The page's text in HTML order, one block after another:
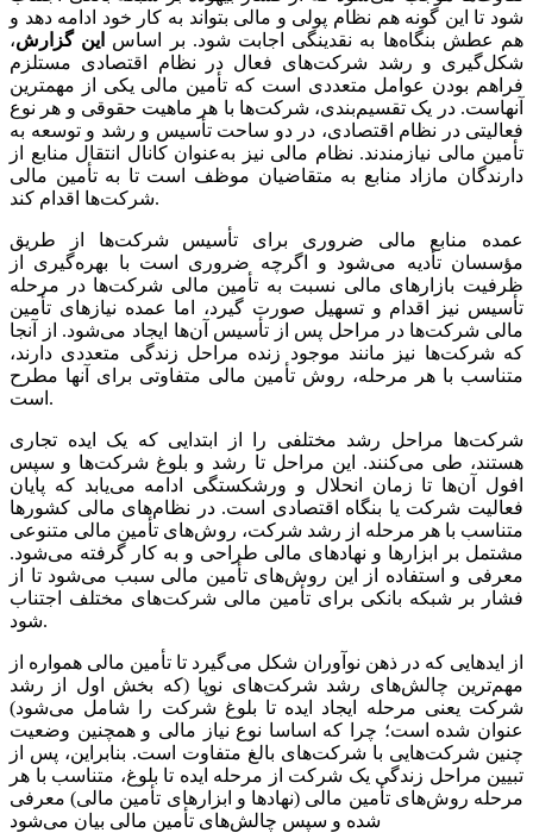
شود تا این گونه هم نظام پولی و مالی بتواند به کار خود ادامه دهد و
هم عطش بنگاه‌ها به نقدینگی اجابت شود. بر اساس
این گزارش،
شکل‌گیری و رشد شرکت‌های فعال در نظام اقتصادی مستلزم
فراهم بودن عوامل متعددی است که تأمین مالی یکی از مهمترین
آنهاست. در یک تقسیم‌بندی، شرکت‌ها با هر ماهیت حقوقی و هر نوع
فعالیتی در نظام اقتصادی، در دو ساحت تأسیس و رشد و توسعه به
تأمین مالی نیازمندند. نظام مالی نیز به‌عنوان کانال انتقال منابع از
دارندگان مازاد منابع به متقاضیان موظف است تا به تأمین مالی
شرکت‌ها اقدام کند.
عمده منابع مالی ضروری برای تأسیس شرکت‌ها از طریق
مؤسسان تأدیه می‌شود و اگرچه ضروری است با بهره‌گیری از
ظرفیت بازارهای مالی نسبت به تأمین مالی شرکت‌ها در مرحله
تأسیس نیز اقدام و تسهیل صورت گیرد، اما عمده نیازهای تأمین
مالی شرکت‌ها در مراحل پس از تأسیس آن‌ها ایجاد می‌شود. از آنجا
که شرکت‌ها نیز مانند موجود زنده مراحل زندگی متعددی دارند،
متناسب با هر مرحله، روش تأمین مالی متفاوتی برای آنها مطرح
است.
شرکت‌ها مراحل رشد مختلفی را از ابتدایی که یک ایده تجاری
هستند، طی می‌کنند. این مراحل تا رشد و بلوغ شرکت‌ها و سپس
افول آن‌ها تا زمان انحلال و ورشکستگی ادامه می‌یابد که پایان
فعالیت شرکت یا بنگاه اقتصادی است. در نظام‌های مالی کشورها
متناسب با هر مرحله از رشد شرکت، روش‌های تأمین مالی متنوعی
مشتمل بر ابزارها و نهادهای مالی طراحی و به کار گرفته می‌شود.
معرفی و استفاده از این روش‌های تأمین مالی سبب می‌شود تا از
فشار بر شبکه بانکی برای تأمین مالی شرکت‌های مختلف اجتناب
شود.
از ایدهایی که در ذهن نوآوران شکل می‌گیرد تا تأمین مالی همواره از
مهم‌ترین چالش‌های رشد شرکت‌های نوپا (که بخش اول از رشد
شرکت یعنی مرحله ایجاد ایده تا بلوغ شرکت را شامل می‌شود)
عنوان شده است؛ چرا که اساسا نوع نیاز مالی و همچنین وضعیت
چنین شرکت‌هایی با شرکت‌های بالغ متفاوت است. بنابراین، پس از
تبیین مراحل زندگی یک شرکت از مرحله ایده تا بلوغ، متناسب با هر
مرحله روش‌های تأمین مالی (نهادها و ابزارهای تأمین مالی) معرفی
شده و سپس چالش‌های تأمین مالی بیان می‌شود